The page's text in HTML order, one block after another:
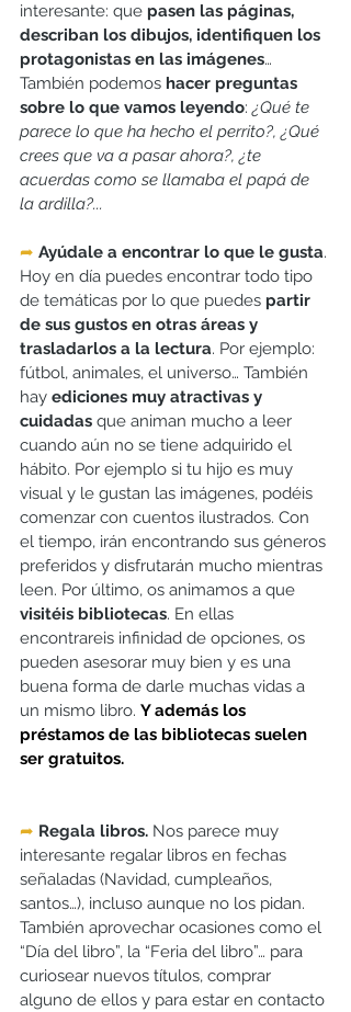
interesante: que pasen las páginas,
describan los dibujos, identifiquen los
protagonistas en las imágenes…
También podemos hacer preguntas
sobre lo que vamos leyendo: ¿Qué te
parece lo que ha hecho el perrito?, ¿Qué
crees que va a pasar ahora?, ¿te
acuerdas como se llamaba el papá de
la ardilla?...
➦ Ayúdale a encontrar lo que le gusta.
Hoy en día puedes encontrar todo tipo
de temáticas por lo que puedes partir
de sus gustos en otras áreas y
trasladarlos a la lectura. Por ejemplo:
fútbol, animales, el universo… También
hay ediciones muy atractivas y
cuidadas que animan mucho a leer
cuando aún no se tiene adquirido el
hábito. Por ejemplo si tu hijo es muy
visual y le gustan las imágenes, podéis
comenzar con cuentos ilustrados. Con
el tiempo, irán encontrando sus géneros
preferidos y disfrutarán mucho mientras
leen. Por último, os animamos a que
visitéis bibliotecas. En ellas
encontrareis infinidad de opciones, os
pueden asesorar muy bien y es una
buena forma de darle muchas vidas a
un mismo libro. Y además los
préstamos de las bibliotecas suelen
ser gratuitos.
➦ Regala libros. Nos parece muy
interesante regalar libros en fechas
señaladas (Navidad, cumpleaños,
santos…), incluso aunque no los pidan.
También aprovechar ocasiones como el
“Día del libro”, la “Feria del libro”… para
curiosear nuevos títulos, comprar
alguno de ellos y para estar en contacto